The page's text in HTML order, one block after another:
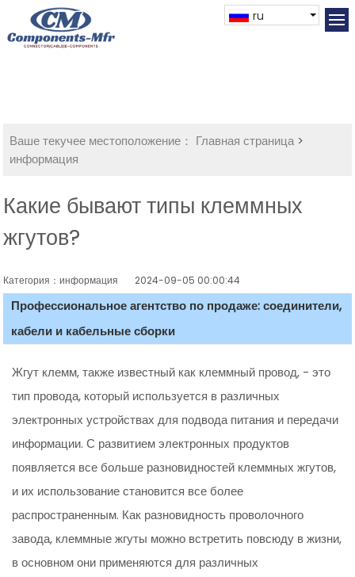
ru
Ваше текучее местоположение： Главная страница>
информация
Какие бывают типы клеммных
жгутов?
Категория：информация 2024-09-05 00:00:44
Профессиональное агентство по продаже: соединители,
кабели и кабельные сборки
Жгут клемм, также известный как клеммный провод, - это
тип провода, который используется в различных
электронных устройствах для подвода питания и передачи
информации. С развитием электронных продуктов
появляется все больше разновидностей клеммных жгутов,
и их использование становится все более
распространенным. Как разновидность проволочного
завода, клеммные жгуты можно встретить повсюду в жизни,
в основном они применяются для различных